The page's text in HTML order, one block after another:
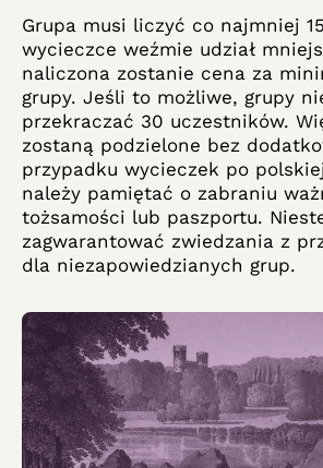
Grupa musi liczyć co najmniej
wycieczce weźmie udział
naliczona zostanie cena za
grupy. Jeśli to możliwe, grupy
przekraczać 30 uczestników.
zostaną podzielone bez
przypadku wycieczek po
należy pamiętać o zabraniu
tożsamości lub paszportu.
zagwarantować zwiedzania z
dla niezapowiedzianych grup.